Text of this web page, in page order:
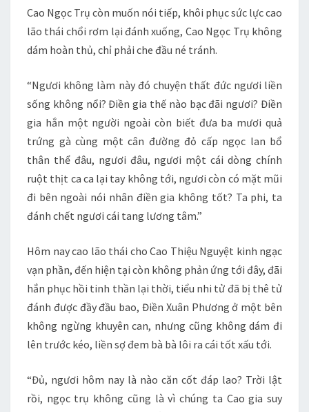
Cao Ngọc Trụ còn muốn nói tiếp, khôi phục sức lực cao
lão thái chổi rơm lại đánh xuống, Cao Ngọc Trụ không
dám hoàn thủ, chỉ phải che đầu né tránh.
“Ngươi không làm này đó chuyện thất đức ngươi liền
sống không nổi? Điền gia thế nào bạc đãi ngươi? Điền
gia hắn một người ngoài còn biết đưa ba mươi quả
trứng gà cùng một cân đường đỏ cấp ngọc lan bổ
thân thể đâu, ngươi đâu, ngươi một cái dòng chính
ruột thịt ca ca lại tay không tới, ngươi còn có mặt mũi
đi bên ngoài nói nhân điền gia không tốt? Ta phi, ta
đánh chết ngươi cái tang lương tâm.”
Hôm nay cao lão thái cho Cao Thiệu Nguyệt kinh ngạc
vạn phần, đến hiện tại còn không phản ứng tới đây, đãi
hắn phục hồi tinh thần lại thời, tiểu nhi tử đã bị thê tử
đánh được đầy đầu bao, Điền Xuân Phương ở một bên
không ngừng khuyên can, nhưng cũng không dám đi
lên trước kéo, liền sợ đem bà bà lôi ra cái tốt xấu tới.
“Đủ, ngươi hôm nay là nào căn cốt đáp lao? Trời lật
rồi, ngọc trụ không cũng là vì chúng ta Cao gia suy